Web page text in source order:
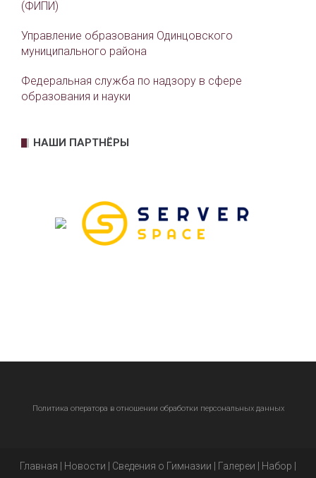
(ФИПИ)
Управление образования Одинцовского
муниципального района
Федеральная служба по надзору в сфере
образования и науки
НАШИ ПАРТНЁРЫ
Политика оператора в отношении обработки персональных данных
Главная Новости Сведения о Гимназии Галереи Набор